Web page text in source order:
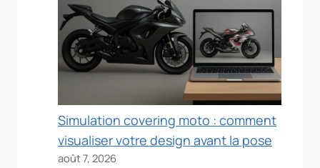
Simulation covering moto : comment
visualiser votre design avant la pose
août 7, 2026